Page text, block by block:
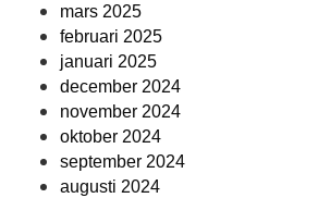
mars 2025
februari 2025
januari 2025
december 2024
november 2024
oktober 2024
september 2024
augusti 2024